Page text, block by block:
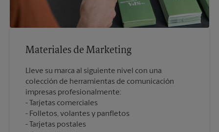
Materiales de Marketing
Lleve su marca al siguiente nivel con una
colección de herramientas de comunicación
impresas profesionalmente:
Tarjetas comerciales
Folletos, volantes y panfletos
Tarjetas postales